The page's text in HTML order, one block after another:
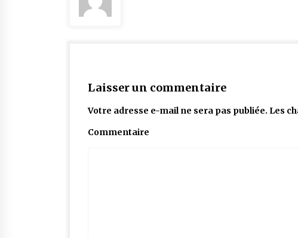
Laisser un commentaire
Votre adresse e-mail ne sera pas publiée. Les
Commentaire